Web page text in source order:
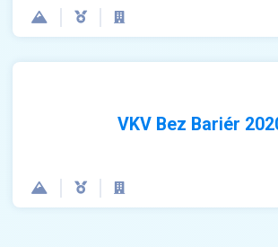
VKV Bez Bariér